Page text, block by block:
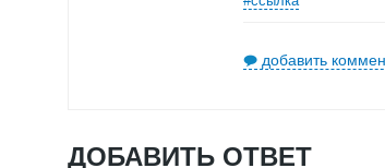
добавить
ДОБАВИТЬ ОТВЕТ